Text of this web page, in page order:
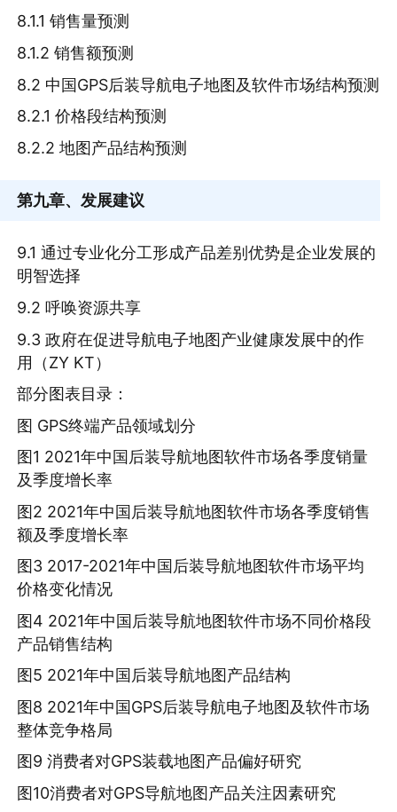
8.1.1 销售量预测
8.1.2 销售额预测
8.2 中国GPS后装导航电子地图及软件市场结构预测
8.2.1 价格段结构预测
8.2.2 地图产品结构预测
第九章、发展建议
9.1 通过专业化分工形成产品差别优势是企业发展的
明智选择
9.2 呼唤资源共享
9.3 政府在促进导航电子地图产业健康发展中的作
用（ZY KT）
部分图表目录：
图 GPS终端产品领域划分
图1 2021年中国后装导航地图软件市场各季度销量
及季度增长率
图2 2021年中国后装导航地图软件市场各季度销售
额及季度增长率
图3 2017-2021年中国后装导航地图软件市场平均
价格变化情况
图4 2021年中国后装导航地图软件市场不同价格段
产品销售结构
图5 2021年中国后装导航地图产品结构
图8 2021年中国GPS后装导航电子地图及软件市场
整体竞争格局
图9 消费者对GPS装载地图产品偏好研究
图10消费者对GPS导航地图产品关注因素研究